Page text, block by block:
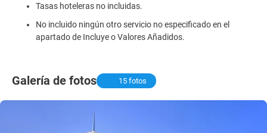
Tasas hoteleras no incluidas.
No incluido ningún otro servicio no especificado en el
apartado de Incluye o Valores Añadidos.
Galería de fotos 15 fotos